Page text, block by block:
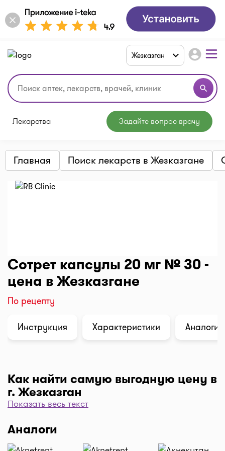
search
Жезказган account_circle
Лекарства Задайте вопрос врачу
Главная Поиск лекарств в Жезказгане
Сотрет капсулы 20 мг № 30 -
цена в Жезказгане
По рецепту
Инструкция
Характеристики Аналоги
Как найти самую выгодную цену в
г. Жезказган
Чтобы отфильтровать аптеки по цене, нажмите
"Фильтр", далее "По цене, от 1..." и кнопку
"Выбрать". Самая низкая цена в аптеке перед
Показать весь текст
Аналоги